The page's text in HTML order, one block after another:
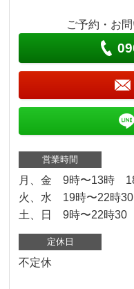
ご予約・お
営業時間
月、金 9時〜13時
火、水 19時〜22時
土、日 9時〜22時30
定休日
不定休